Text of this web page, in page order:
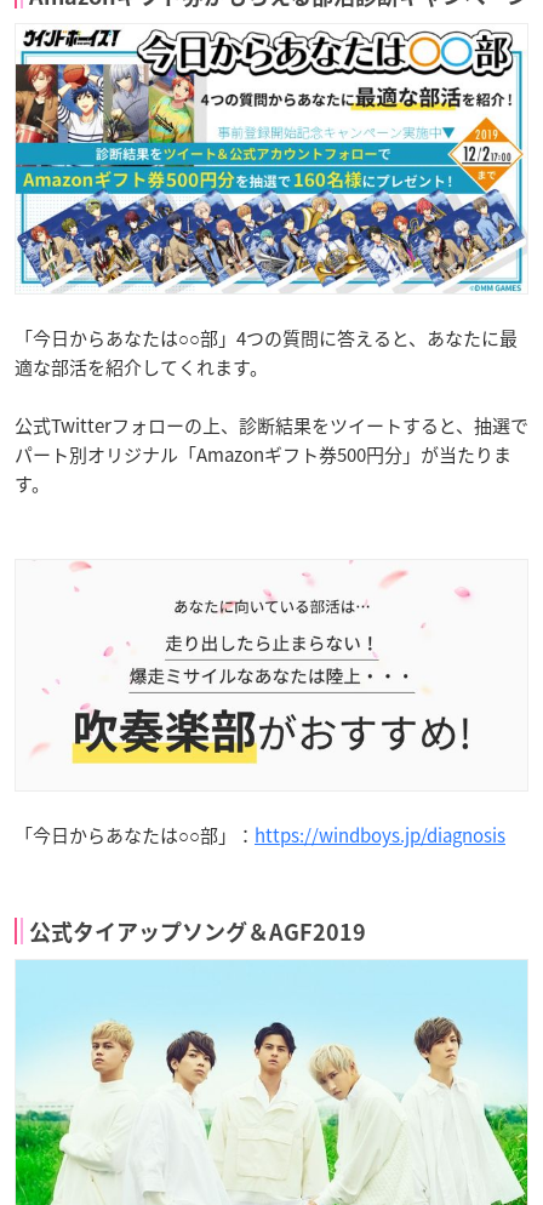
「今日からあなたは○○部」4つの質問に答えると、あなたに最
適な部活を紹介してくれます。
公式Twitterフォローの上、診断結果をツイートすると、抽選で
パート別オリジナル「Amazonギフト券500円分」が当たりま
す。
「今日からあなたは○○部」： https://windboys.jp/diagnosis
公式タイアップソング＆AGF2019